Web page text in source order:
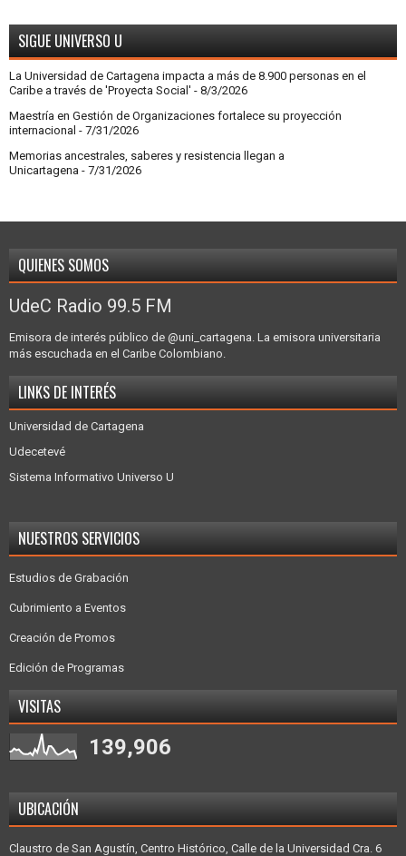
SIGUE UNIVERSO U
La Universidad de Cartagena impacta a más de 8.900 personas en el
Caribe a través de 'Proyecta Social' - 8/3/2026
Maestría en Gestión de Organizaciones fortalece su proyección
internacional - 7/31/2026
Memorias ancestrales, saberes y resistencia llegan a
Unicartagena - 7/31/2026
QUIENES SOMOS
UdeC Radio 99.5 FM
Emisora de interés público de @uni_cartagena. La emisora universitaria
más escuchada en el Caribe Colombiano.
LINKS DE INTERÉS
Universidad de Cartagena
Udecetevé
Sistema Informativo Universo U
NUESTROS SERVICIOS
Estudios de Grabación
Cubrimiento a Eventos
Creación de Promos
Edición de Programas
VISITAS
139,906
UBICACIÓN
Claustro de San Agustín, Centro Histórico, Calle de la Universidad Cra. 6